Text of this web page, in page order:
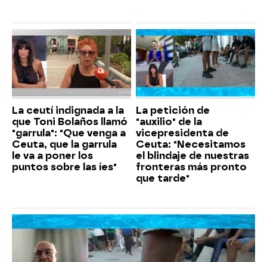
La ceutí indignada a la
que Toni Bolaños llamó
"garrula": "Que venga a
Ceuta, que la garrula
le va a poner los
puntos sobre las íes"
La petición de
"auxilio" de la
vicepresidenta de
Ceuta: "Necesitamos
el blindaje de nuestras
fronteras más pronto
que tarde"